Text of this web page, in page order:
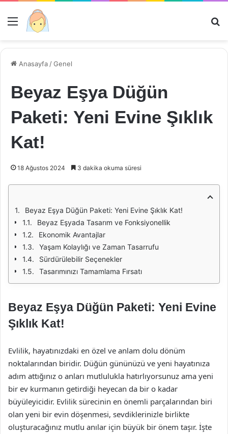
Menü
Anasayfa /Genel
Beyaz Eşya Düğün
Paketi: Yeni Evine Şıklık
Kat!
18 Ağustos 2024 3 dakika okuma süresi
Beyaz Eşya Düğün Paketi: Yeni Evine Şıklık Kat!
Beyaz Eşyada Tasarım ve Fonksiyonellik
Ekonomik Avantajlar
Yaşam Kolaylığı ve Zaman Tasarrufu
Sürdürülebilir Seçenekler
Tasarımınızı Tamamlama Fırsatı
Beyaz Eşya Düğün Paketi: Yeni Evine
Şıklık Kat!
Evlilik, hayatınızdaki en özel ve anlam dolu dönüm
noktalarından biridir. Düğün gününüzü ve yeni hayatınıza
adım attığınız o anları mutlulukla hatırlıyorsunuz ama yeni
bir ev kurmanın getirdiği heyecan da bir o kadar
büyüleyicidir. Evlilik sürecinin en önemli parçalarından biri
olan yeni bir evin döşenmesi, sevdiklerinizle birlikte
oluşturacağınız mutlu anılar için büyük bir önem taşır. İşte